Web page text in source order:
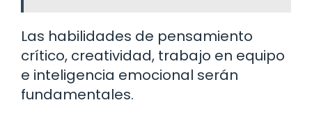
Las habilidades de pensamiento
crítico, creatividad, trabajo en equipo
e inteligencia emocional serán
fundamentales.